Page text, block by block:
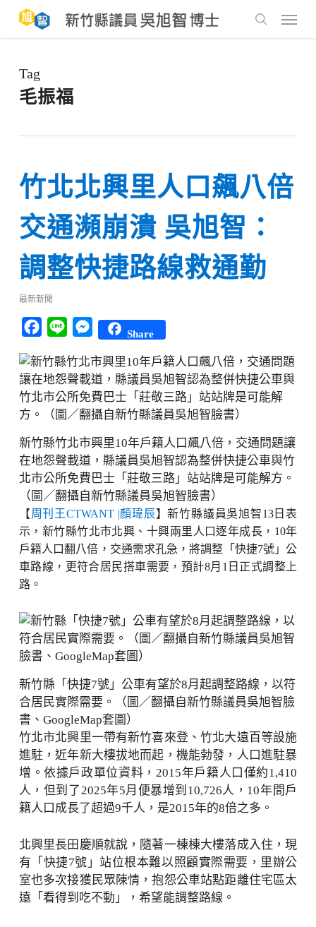
main
Menu
Tag
毛振福
竹北北興里人口飆八倍
交通瀕崩潰 吳旭智：
調整快捷路線救通勤
最新新聞
Facebook
Line Messenger
Share
新竹縣竹北市興里10年戶籍人口飆八倍，交通問題讓
在地怨聲載道，縣議員吳旭智認為整併快捷公車與竹
北市公所免費巴士「莊敬三路」站站牌是可能解方。
（圖／翻攝自新竹縣議員吳旭智臉書）
【周刊王CTWANT |顏瑋辰】新竹縣議員吳旭智13日表
示，新竹縣竹北市北興、十興兩里人口逐年成長，10年
戶籍人口翻八倍，交通需求孔急，將調整「快捷7號」公
車路線，更符合居民搭車需要，預計8月1日正式調整上
路。
新竹縣「快捷7號」公車有望於8月起調整路線，以符
合居民實際需要。（圖／翻攝自新竹縣議員吳旭智臉
書、GoogleMap套圖）
竹北市北興里一帶有新竹喜來登、竹北大遠百等設施
進駐，近年新大樓拔地而起，機能勃發，人口進駐暴
增。依據戶政單位資料，2015年戶籍人口僅約1,410
人，但到了2025年5月便暴增到10,726人，10年間戶
籍人口成長了超過9千人，是2015年的8倍之多。
北興里長田慶順就說，隨著一棟棟大樓落成入住，現
有「快捷7號」站位根本難以照顧實際需要，里辦公
室也多次接獲民眾陳情，抱怨公車站點距離住宅區太
遠「看得到吃不動」，希望能調整路線。